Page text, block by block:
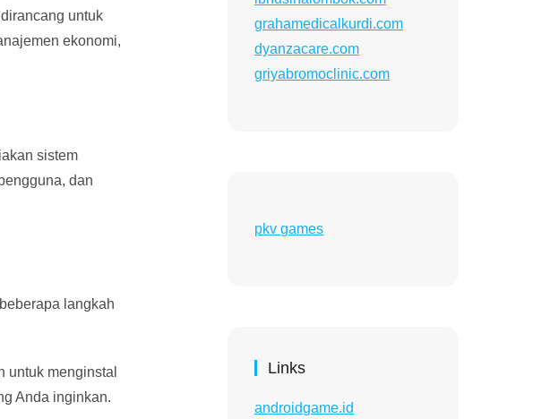
untuk
ekonomi,
sistem
dan
langkah
untuk menginstal
Anda inginkan.
grahamedicalkurdi.com
dyanzacare.com
griyabromoclinic.com
pkv games
Links
androidgame.id